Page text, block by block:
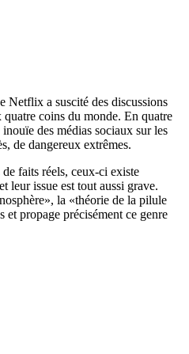
Netflix a suscité des discussions
coins du monde. En quatre
des médias sociaux sur les
de dangereux extrêmes.
faits réels, ceux-ci existe
leur issue est tout aussi grave.
la «théorie de la pilule
et propage précisément ce genre